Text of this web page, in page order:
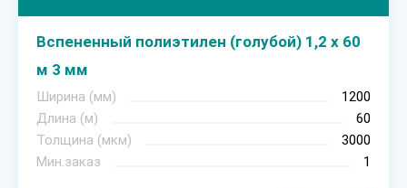
Вспененный полиэтилен (голубой) 1,2 х 60
м 3 мм
Ширина (мм)
1200
Длина (м)
60
Толщина (мкм)
3000
Мин.заказ
1